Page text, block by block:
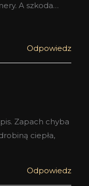
A szkoda…
Odpowiedz
Zapach chyba
ciepła,
Odpowiedz